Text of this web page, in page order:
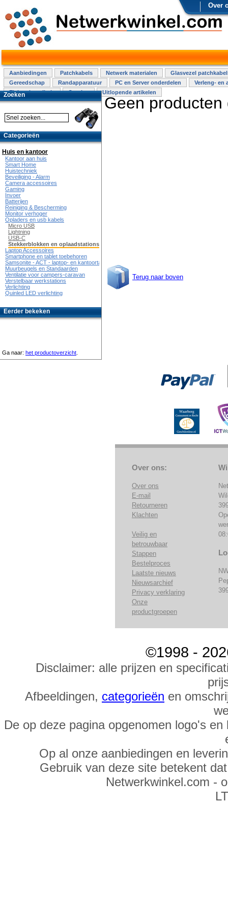
Over
Aanbiedingen Patchkabels Netwerk materialen
Glasvezel
Gereedschap
Randapparatuur PC en Server onderdelen
Verleng- en
Elektra installatie
Overige Uitlopende artikelen
Geen producten
Terug naar boven
Zoeken
Categorieën
Huis en kantoor
Kantoor aan huis
Smart Home
Huistechniek
Beveiliging - Alarm
Camera accessoires
Gaming
Invoer
Batterijen
Reiniging & Bescherming
Monitor verhoger
Opladers en usb kabels
Micro USB
Lightning
USB-C
Stekkerblokken en oplaadstations
Laptop Accessoires
Smartphone en tablet toebehoren
Samsonite - ACT - laptop- en kantoortassen
Muurbeugels en Standaarden
Ventilatie voor campers-caravan
Verstelbaar werkstations
Verlichting
Quinled LED verlichting
Eerder bekeken
Ga naar: het productoverzicht
Over ons:
Over ons
E-mail
Retourneren
Klachten
Veilig en
betrouwbaar
Stappen
Bestelproces
Laatste nieuws
Nieuwsarchief
Privacy verklaring
Onze
productgroepen
©1998 -
Disclaimer: alle prijzen en
Afbeeldingen, categorieën en
De op deze pagina opgenomen logo's
Op al onze aanbiedingen en
Gebruik van deze site betekent
Netwerkwinkel.com -